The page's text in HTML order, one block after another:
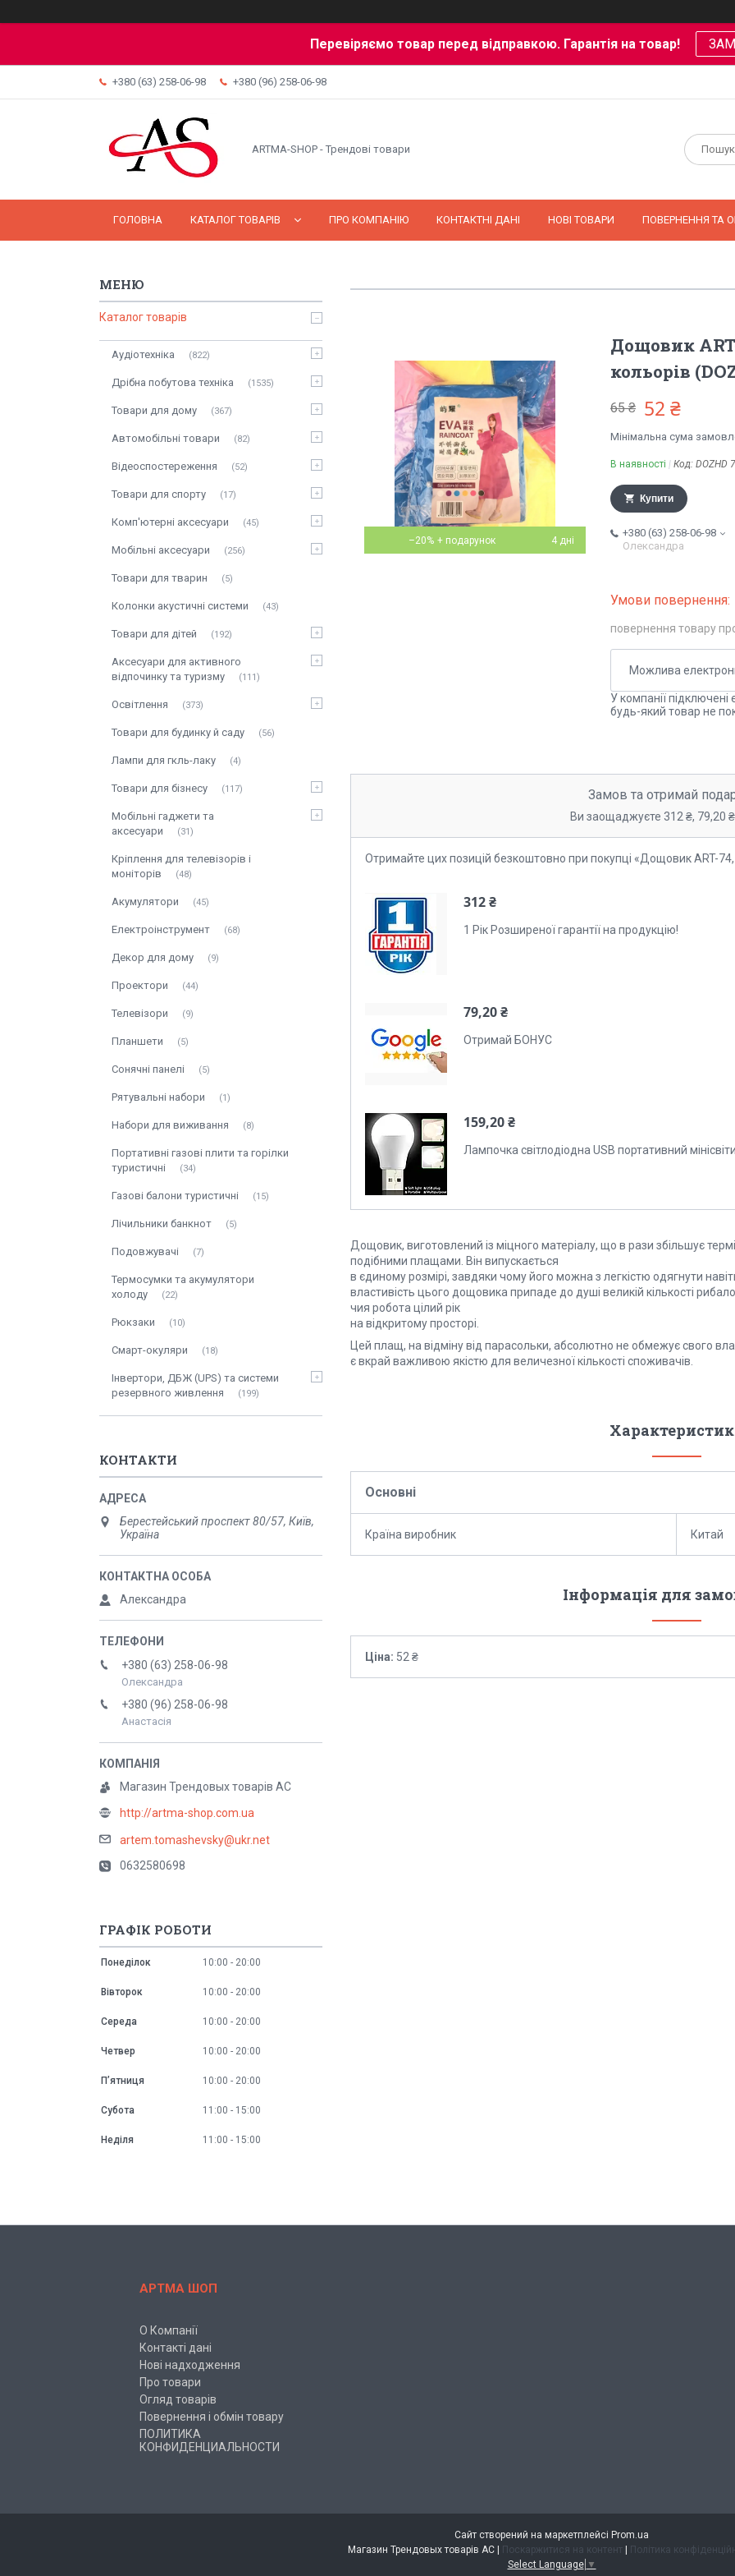
Перевіряємо товар перед відправкою. Гарантія на товар!
+380 (63) 258-06-98 +380 (96) 258-06-98
ARTMA-SHOP - Трендові товари
ГОЛОВНА КАТАЛОГ ТОВАРІВ ПРО КОМПАНІЮ КОНТАКТНІ ДАНІ НОВІ ТОВАРИ ПОВЕРНЕННЯ ТА
–20% 4 дні
Дощовик
кольорів
65 ₴ 52 ₴
Мінімальна сума
В наявності Код: DOZHD
Купити
+380 (63) 258-06-98
Олександра
повернення товару
У компанії
будь-який товар не
Замов та отримай
Ви заощаджуєте 312 ₴, 79,20
Отримайте цих позицій безкоштовно при покупці «Дощовик ART-74,
312 ₴
1 Рік Розширеної гарантії на продукцію!
79,20 ₴
Отримай БОНУС
159,20 ₴
Лампочка світлодіодна USB портативний
Дощовик, виготовлений із міцного матеріалу, що в рази збільшує
подібними плащами. Він випускається
в єдиному розмірі, завдяки чому його можна з легкістю одягнути
властивість цього дощовика припаде до душі великій кількості
чия робота цілий рік
на відкритому просторі.
Цей плащ, на відміну від парасольки, абсолютно не обмежує свого
є вкрай важливою якістю для величезної кількості споживачів.
Основні
Країна виробник Китай
Інформація для
Ціна: 52 ₴
Каталог товарів
Аудіотехніка 822
Дрібна побутова техніка 1535
Товари для дому 367
Автомобільні товари 82
Відеоспостереження 52
Товари для спорту 17
Комп'ютерні аксесуари 45
Мобільні аксесуари 256
Товари для тварин 5
Колонки акустичні системи 43
Товари для дітей 192
Аксесуари для активного
відпочинку та туризму
111
Освітлення 373
Товари для будинку й саду 56
Лампи для гкль-лаку 4
Товари для бізнесу 117
Мобільні гаджети та
аксесуари
31
Кріплення для телевізорів і
моніторів
48
Акумулятори 45
Електроінструмент 68
Декор для дому 9
Проектори 44
Телевізори 9
Планшети 5
Сонячні панелі 5
Рятувальні набори 1
Набори для виживання 8
Портативні газові плити та горілки
туристичні
34
Газові балони туристичні 15
Лічильники банкнот 5
Подовжувачі 7
Термосумки та акумулятори
холоду
22
Рюкзаки 10
Смарт-окуляри 18
Інвертори, ДБЖ (UPS) та системи
резервного живлення
199
КОНТАКТИ
Берестейський проспект 80/57, Київ,
Україна
Александра
+380 (63) 258-06-98
Олександра
+380 (96) 258-06-98
Анастасія
Магазин Трендовых товарів АС
http://artma-shop.com.ua
artem.tomashevsky@ukr.net
0632580698
ГРАФІК РОБОТИ
Понеділок 10:00 20:00
Вівторок 10:00 20:00
Середа 10:00 20:00
Четвер 10:00 20:00
Пʼятниця 10:00 20:00
Субота 11:00 15:00
Неділя 11:00 15:00
АРТМА ШОП
О Компанії
Контакті дані
Нові надходження
Про товари
Огляд товарів
Повернення і обмін товару
ПОЛИТИКА
КОНФИДЕНЦИАЛЬНОСТИ
Сайт створений на маркетплейсі Prom.ua
Магазин Трендовых товарів АС | Поскаржитися на контент | Політика
Select Language ▼